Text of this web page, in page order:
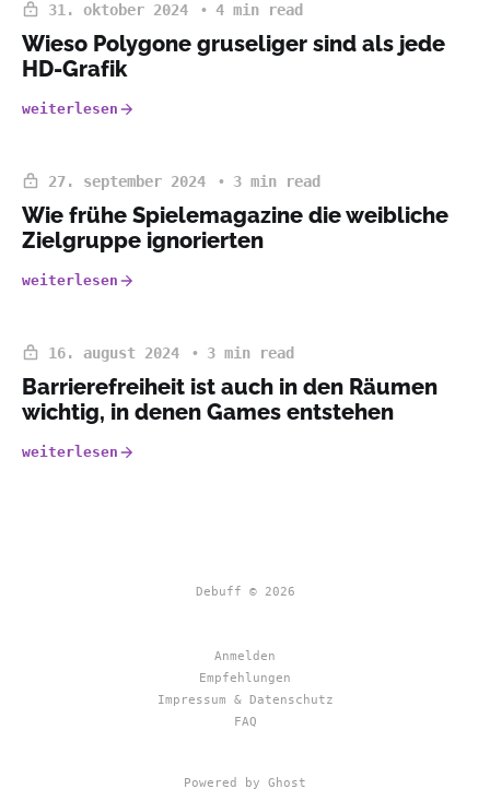
31. oktober 2024 4 min read
Wieso Polygone gruseliger sind als jede
HD-Grafik
weiterlesen
27. september 2024 3 min read
Wie frühe Spielemagazine die weibliche
Zielgruppe ignorierten
weiterlesen
16. august 2024 3 min read
Barrierefreiheit ist auch in den Räumen
wichtig, in denen Games entstehen
weiterlesen
Debuff © 2026
Anmelden
Empfehlungen
Impressum & Datenschutz
FAQ
Powered by Ghost